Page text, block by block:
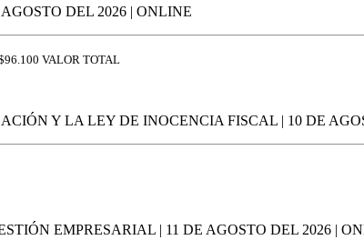
DEL 2026 | ONLINE
VALOR TOTAL
Y LA LEY DE INOCENCIA FISCAL | 10 DE
EMPRESARIAL | 11 DE AGOSTO DEL 2026 |